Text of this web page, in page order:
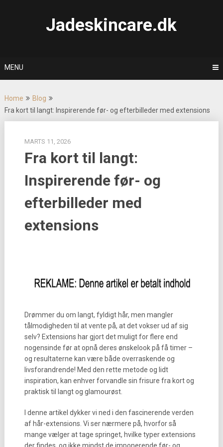
Jadeskincare.dk
MENU
Home
Blog
Fra kort til langt: Inspirerende før- og efterbilleder med extensions
MARTS 11, 2026
Fra kort til langt:
Inspirerende før- og
efterbilleder med
extensions
Drømmer du om langt, fyldigt hår, men mangler
tålmodigheden til at vente på, at det vokser ud af sig
selv? Extensions har gjort det muligt for flere end
nogensinde før at opnå deres ønskelook på få timer –
og resultaterne kan være både overraskende og
livsforandrende! Med den rette metode og lidt
inspiration, kan enhver forvandle sin frisure fra kort og
praktisk til langt og glamourøst.
I denne artikel dykker vi ned i den fascinerende verden
af hår-extensions. Vi ser nærmere på, hvorfor så
mange vælger at tage springet, hvilke typer extensions